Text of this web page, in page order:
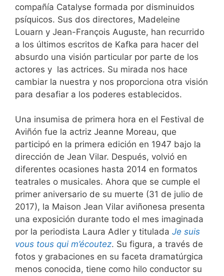
compañía Catalyse formada por disminuidos
psíquicos. Sus dos directores, Madeleine
Louarn y Jean-François Auguste, han recurrido
a los últimos escritos de Kafka para hacer del
absurdo una visión particular por parte de los
actores y las actrices. Su mirada nos hace
cambiar la nuestra y nos proporciona otra visión
para desafiar a los poderes establecidos.
Una insumisa de primera hora en el Festival de
Aviñón fue la actriz Jeanne Moreau, que
participó en la primera edición en 1947 bajo la
dirección de Jean Vilar. Después, volvió en
diferentes ocasiones hasta 2014 en formatos
teatrales o musicales. Ahora que se cumple el
primer aniversario de su muerte (31 de julio de
2017), la Maison Jean Vilar aviñonesa presenta
una exposición durante todo el mes imaginada
por la periodista Laura Adler y titulada Je suis
vous tous qui m’écoutez. Su figura, a través de
fotos y grabaciones en su faceta dramatúrgica
menos conocida, tiene como hilo conductor su